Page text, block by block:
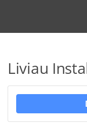
Liviau